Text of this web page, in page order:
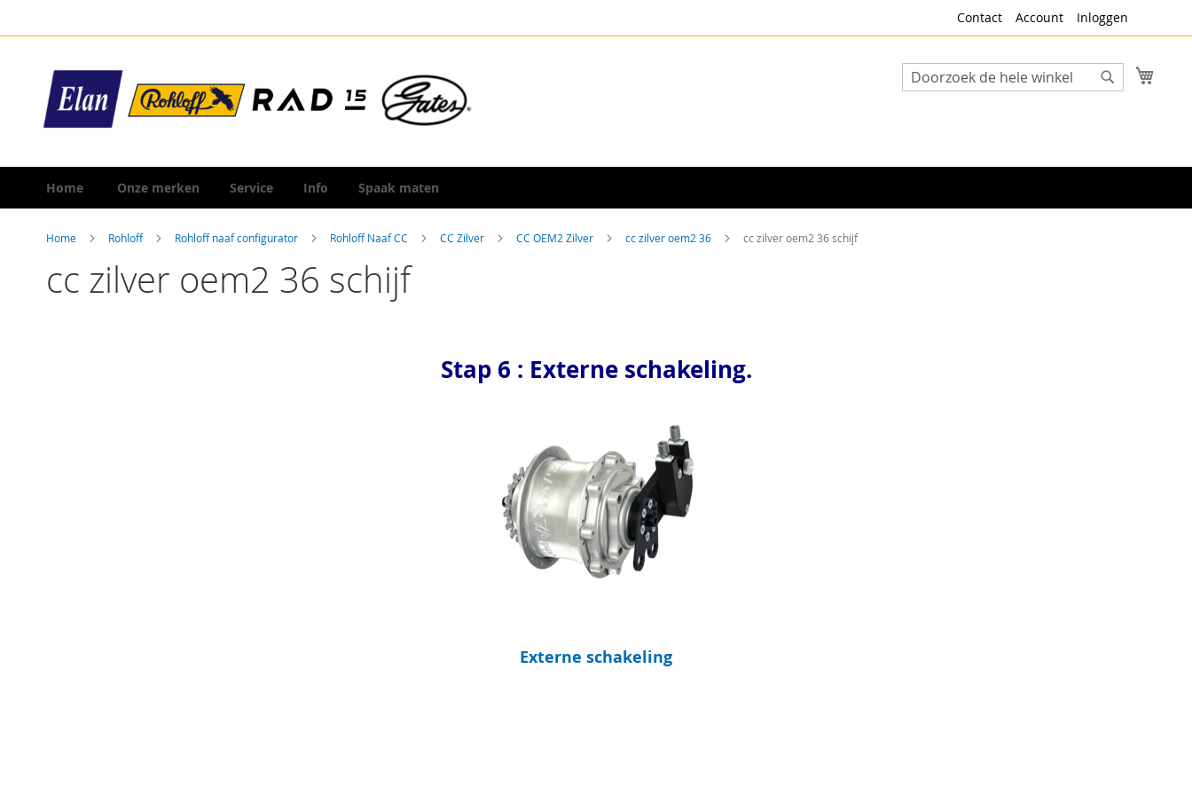
naar
inhoud
Contact Account Inloggen
Search
Home Onze merken Service Info Spaak maten
Home Rohloff Rohloff naaf configurator Rohloff Naaf CC CC Zilver CC OEM2 Zilver cc zilver oem2 36 cc zilver oem2 36 schijf
cc zilver oem2 36 schijf
Stap 6 : Externe schakeling.
Externe schakeling